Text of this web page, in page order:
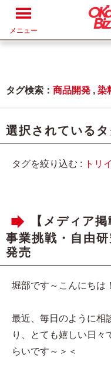
メニュー
タグ検索： 商品開発 , 染
選択されている
タグを絞り込む : トリイ
【メディア
事業挑戦・自由
発売
堀部です～こんにちは
最近、毎日のように相
り、とても嬉しい日々
らいです～＞＜